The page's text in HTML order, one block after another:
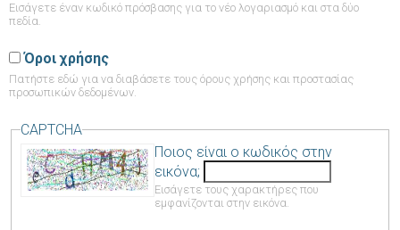
Εισάγετε έναν κωδικό πρόσβασης για το νέο λογαριασμό και στα δύο
πεδία.
Όροι χρήσης
Πατήστε εδώ για να διαβάσετε τους όρους χρήσης και προστασίας
προσωπικών δεδομένων.
CAPTCHA
Ποιος είναι ο κωδικός στην
εικόνα;
Εισάγετε τους χαρακτήρες που
εμφανίζονται στην εικόνα.